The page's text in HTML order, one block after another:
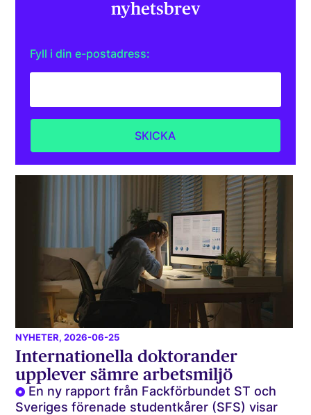
nyhetsbrev
Fyll i din e-postadress:
NYHETER, 2026-06-25
Internationella doktorander
upplever sämre arbetsmiljö
En ny rapport från Fackförbundet ST och
Sveriges förenade studentkårer (SFS) visar